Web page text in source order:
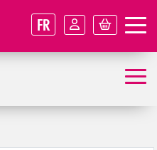
FR